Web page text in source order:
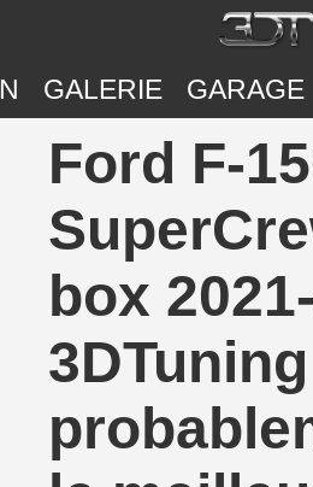
GALERIE GARAGE
Ford F-
box